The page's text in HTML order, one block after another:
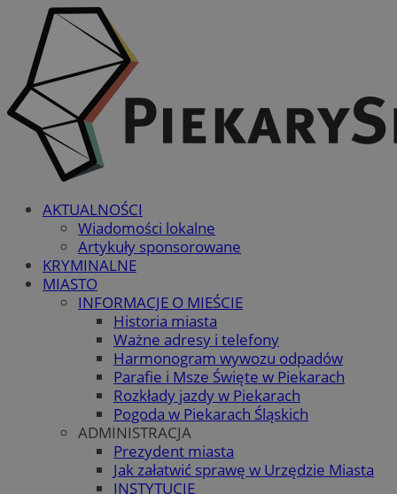
AKTUALNOŚCI
Wiadomości lokalne
Artykuły sponsorowane
KRYMINALNE
MIASTO
INFORMACJE O MIEŚCIE
Historia miasta
Ważne adresy i telefony
Harmonogram wywozu odpadów
Parafie i Msze Święte w Piekarach
Rozkłady jazdy w Piekarach
Pogoda w Piekarach Śląskich
ADMINISTRACJA
Prezydent miasta
Jak załatwić sprawę w Urzędzie Miasta
INSTYTUCJE